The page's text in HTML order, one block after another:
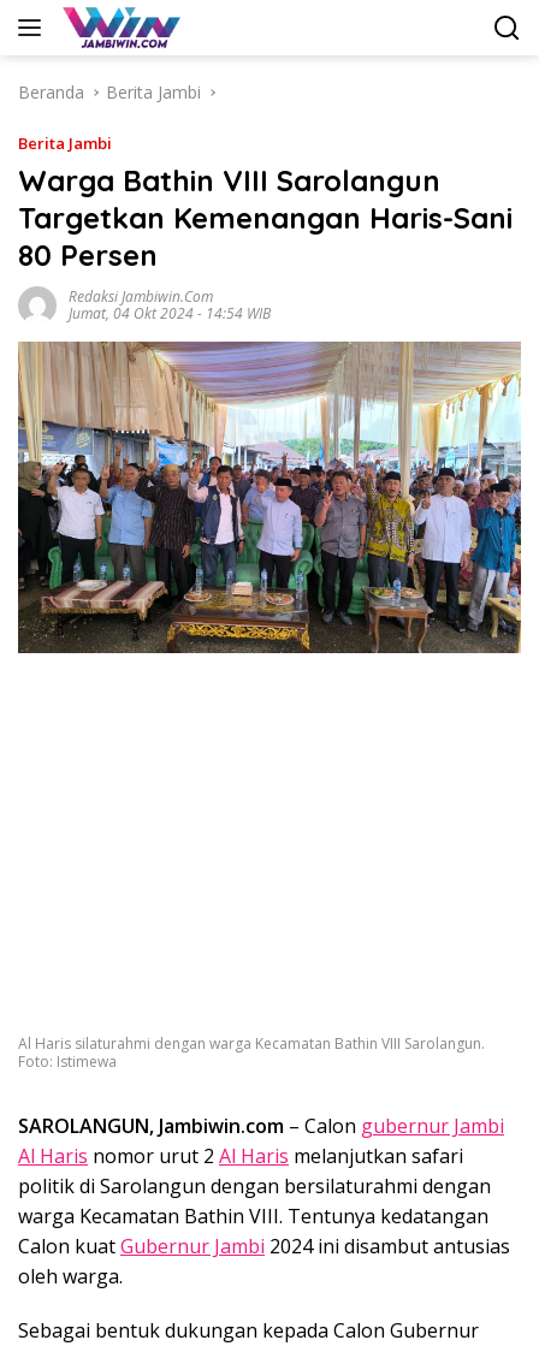
Langsung
Beranda
Berita Jambi
Berita Jambi
Warga Bathin VIII Sarolangun
Targetkan Kemenangan Haris-Sani
80 Persen
Redaksi Jambiwin.com
Jumat, 04 Okt 2024 - 14:54 WIB
Al Haris silaturahmi dengan warga Kecamatan Bathin VIII Sarolangun.
Foto: Istimewa
SAROLANGUN, Jambiwin.com – Calon gubernur Jambi
Al Haris nomor urut 2 Al Haris melanjutkan safari
politik di Sarolangun dengan bersilaturahmi dengan
warga Kecamatan Bathin VIII. Tentunya kedatangan
Calon kuatGubernur Jambi 2024 ini disambut antusias
oleh warga.
Sebagai bentuk dukungan kepada Calon Gubernur